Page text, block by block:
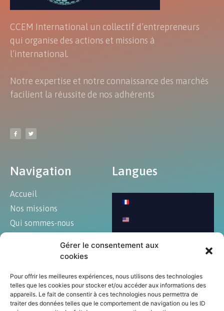
Gérer le consentement aux
cookies
Pour offrir les meilleures expériences, nous utilisons des technologies
telles que les cookies pour stocker et/ou accéder aux informations des
appareils. Le fait de consentir à ces technologies nous permettra de
traiter des données telles que le comportement de navigation ou les ID
CCEM International un collectif d’entrepreneurs
qui organise des actions et missions à
l’international.
Notre expertise et notre connaissance des marchés
facilient la réussite de nos adhérents
Navigation
Accueil
Nos missions
Qui sommes-nous
Contact
Langues